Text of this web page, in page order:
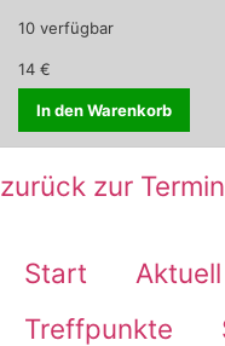
10 verfügbar
14 €
In den Warenkorb
zurück zur
Start Aktuell
Treffpunkte